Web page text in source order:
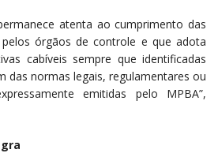
atenta ao cumprimento das
pelos órgãos de controle e que adota
cabíveis sempre que identificadas
das normas legais, regulamentares ou
emitidas pelo MPBA”,